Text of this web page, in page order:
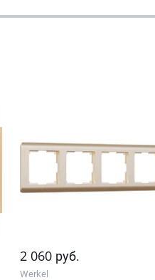
2 060 руб.
Werkel